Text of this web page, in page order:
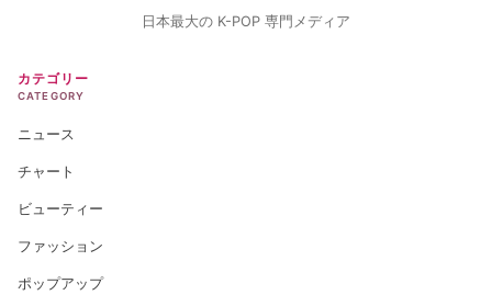
日本最大の K-POP 専門メディア
カテゴリー
CATEGORY
ニュース
チャート
ビューティー
ファッション
ポップアップ